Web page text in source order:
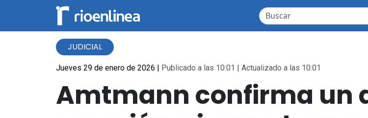
JUDICIAL
Jueves 29 de enero de 2026 | Publicado a las 10:01 | Actualizado a las 10:01
Amtmann confirma un